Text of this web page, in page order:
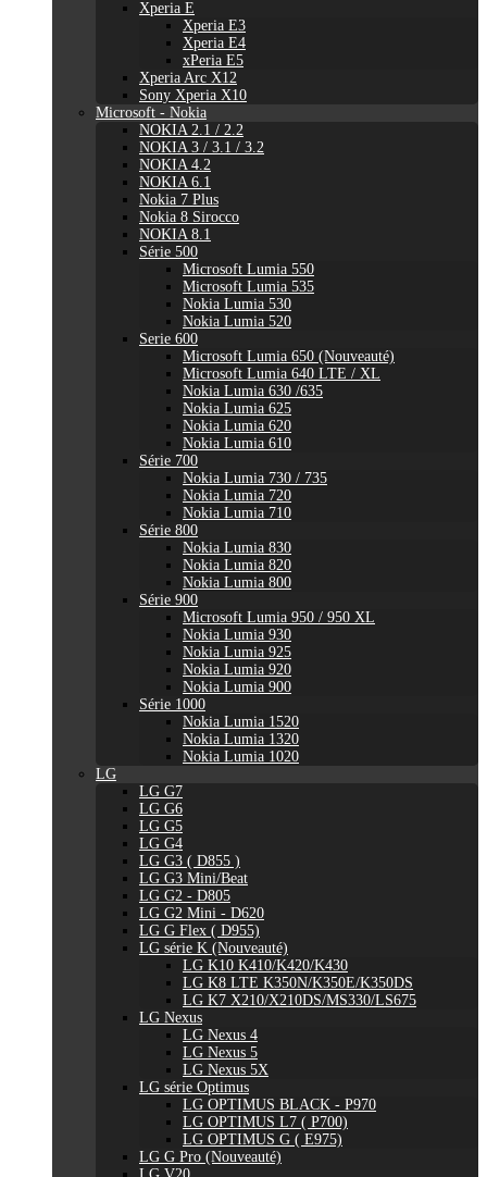
Xperia E
Xperia E3
Xperia E4
xPeria E5
Xperia Arc X12
Sony Xperia X10
Microsoft - Nokia
NOKIA 2.1 / 2.2
NOKIA 3 / 3.1 / 3.2
NOKIA 4.2
NOKIA 6.1
Nokia 7 Plus
Nokia 8 Sirocco
NOKIA 8.1
Série 500
Microsoft Lumia 550
Microsoft Lumia 535
Nokia Lumia 530
Nokia Lumia 520
Serie 600
Microsoft Lumia 650 (Nouveauté)
Microsoft Lumia 640 LTE / XL
Nokia Lumia 630 /635
Nokia Lumia 625
Nokia Lumia 620
Nokia Lumia 610
Série 700
Nokia Lumia 730 / 735
Nokia Lumia 720
Nokia Lumia 710
Série 800
Nokia Lumia 830
Nokia Lumia 820
Nokia Lumia 800
Série 900
Microsoft Lumia 950 / 950 XL
Nokia Lumia 930
Nokia Lumia 925
Nokia Lumia 920
Nokia Lumia 900
Série 1000
Nokia Lumia 1520
Nokia Lumia 1320
Nokia Lumia 1020
LG
LG G7
LG G6
LG G5
LG G4
LG G3 ( D855 )
LG G3 Mini/Beat
LG G2 - D805
LG G2 Mini - D620
LG G Flex ( D955)
LG série K (Nouveauté)
LG K10 K410/K420/K430
LG K8 LTE K350N/K350E/K350DS
LG K7 X210/X210DS/MS330/LS675
LG Nexus
LG Nexus 4
LG Nexus 5
LG Nexus 5X
LG série Optimus
LG OPTIMUS BLACK - P970
LG OPTIMUS L7 ( P700)
LG OPTIMUS G ( E975)
LG G Pro (Nouveauté)